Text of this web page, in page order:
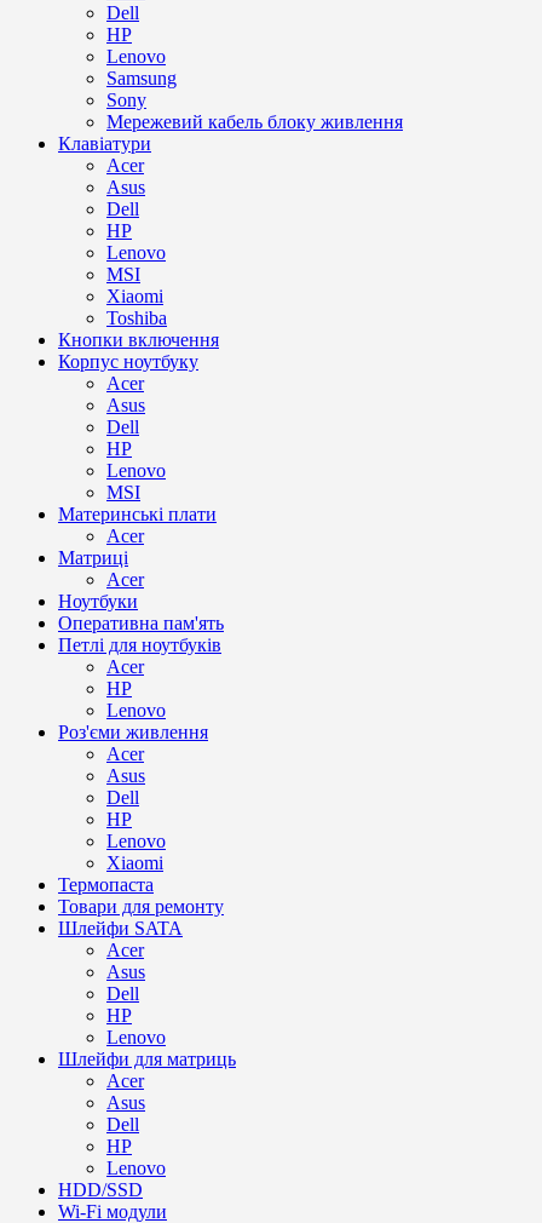
Dell
HP
Lenovo
Samsung
Sony
Мережевий кабель блоку живлення
Клавіатури
Acer
Asus
Dell
HP
Lenovo
MSI
Xiaomi
Toshiba
Кнопки включення
Корпус ноутбуку
Acer
Asus
Dell
HP
Lenovo
MSI
Материнські плати
Acer
Матриці
Acer
Ноутбуки
Оперативна пам'ять
Петлі для ноутбуків
Acer
HP
Lenovo
Роз'єми живлення
Acer
Asus
Dell
HP
Lenovo
Xiaomi
Термопаста
Товари для ремонту
Шлейфи SATA
Acer
Asus
Dell
HP
Lenovo
Шлейфи для матриць
Acer
Asus
Dell
HP
Lenovo
HDD/SSD
Wi-Fi модули